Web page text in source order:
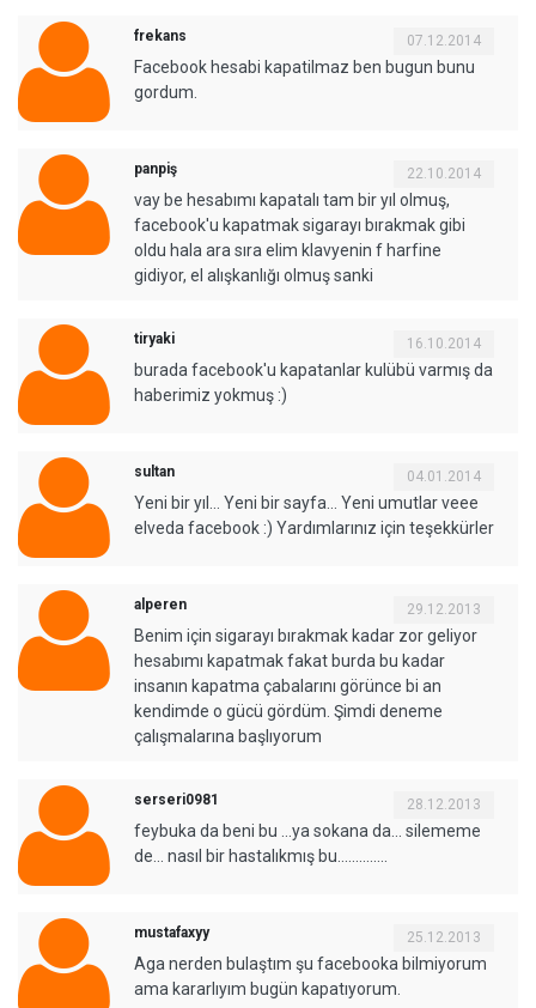
frekans 07.12.2014
Facebook hesabi kapatilmaz ben bugun bunu
gordum.
panpiş 22.10.2014
vay be hesabımı kapatalı tam bir yıl olmuş,
facebook'u kapatmak sigarayı bırakmak gibi
oldu hala ara sıra elim klavyenin f harfine
gidiyor, el alışkanlığı olmuş sanki
tiryaki 16.10.2014
burada facebook'u kapatanlar kulübü varmış da
haberimiz yokmuş :)
sultan 04.01.2014
Yeni bir yıl… Yeni bir sayfa… Yeni umutlar veee
elveda facebook :) Yardımlarınız için teşekkürler
alperen 29.12.2013
Benim için sigarayı bırakmak kadar zor geliyor
hesabımı kapatmak fakat burda bu kadar
insanın kapatma çabalarını görünce bi an
kendimde o gücü gördüm. Şimdi deneme
çalışmalarına başlıyorum
serseri0981 28.12.2013
feybuka da beni bu ...ya sokana da... silememe
de... nasıl bir hastalıkmış bu..............
mustafaxyy 25.12.2013
Aga nerden bulaştım şu facebooka bilmiyorum
ama kararlıyım bugün kapatıyorum.